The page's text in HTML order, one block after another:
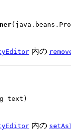
内の
text)
内の